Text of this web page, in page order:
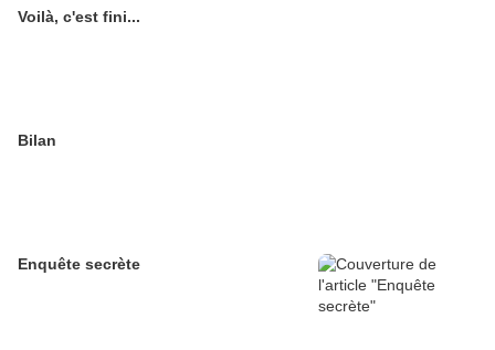
Voilà, c'est fini...
Bilan
Enquête secrète